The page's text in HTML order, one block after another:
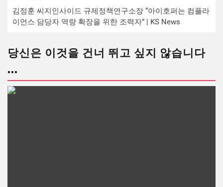
김정훈 씨지인사이드 규제정책연구소장 “아이호퍼는 컴플라
이언스 담당자 역량 확장을 위한 조력자” | KS News
당신은 이것을 건너 뛰고 싶지 않습니다
...